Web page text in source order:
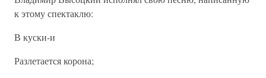
к этому спектаклю:
В куски-и
Разлетается корона;